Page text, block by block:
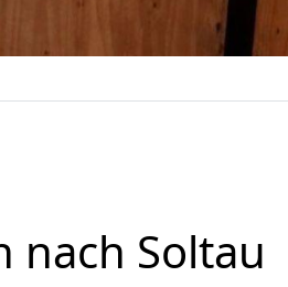
nach Soltau